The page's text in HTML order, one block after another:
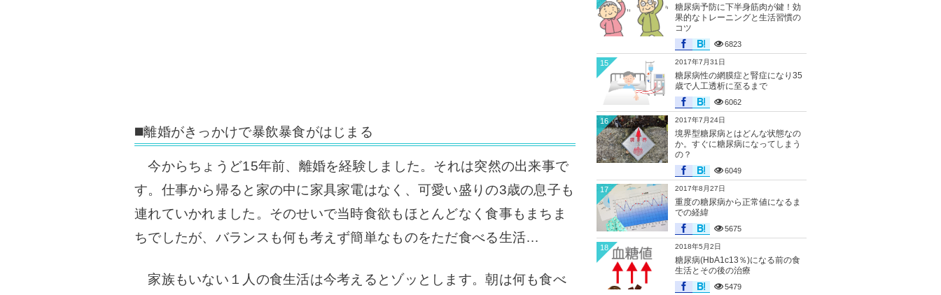
◼️離婚がきっかけで暴飲暴食がはじまる
今からちょうど15年前、離婚を経験しました。それは突然の出来事で
す。仕事から帰ると家の中に家具家電はなく、可愛い盛りの3歳の息子も
連れていかれました。そのせいで当時食欲もほとんどなく食事もまちま
ちでしたが、バランスも何も考えず簡単なものをただ食べる生活…
家族もいない１人の食生活は今考えるとゾッとします。朝は何も食べ
糖尿病予防に下半身筋肉が鍵！効
果的なトレーニングと生活習慣の
コツ
6823
2017年7月31日
糖尿病性の網膜症と腎症になり35
歳で人工透析に至るまで
6062
15
2017年7月24日
境界型糖尿病とはどんな状態なの
か。すぐに糖尿病になってしまう
の？
6049
16
2017年8月27日
重度の糖尿病から正常値になるま
での経緯
5675
17
2018年5月2日
糖尿病(HbA1c13％)になる前の食
生活とその後の治療
5479
18